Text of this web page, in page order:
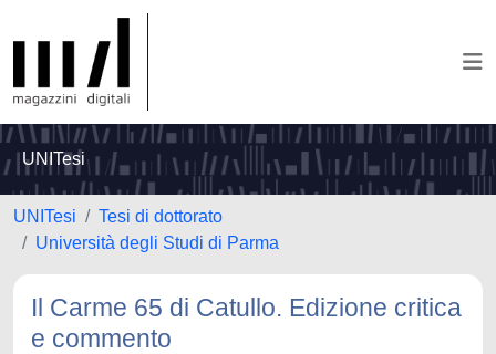
UNITesi
UNITesi
Tesi di dottorato
Università degli Studi di Parma
Il Carme 65 di Catullo. Edizione critica
e commento